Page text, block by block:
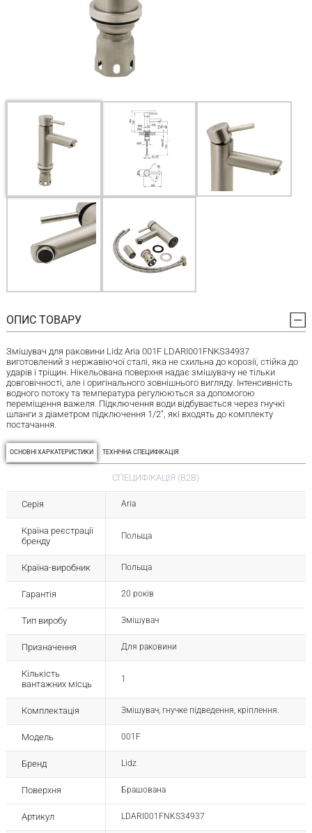
ОПИС ТОВАРУ
Змішувач для раковини Lidz Aria 001F LDARI001FNKS34937
виготовлений з нержавіючої сталі, яка не схильна до корозії, стійка до
ударів і тріщин. Нікельована поверхня надає змішувачу не тільки
довговічності, але і оригінального зовнішнього вигляду. Інтенсивність
водного потоку та температура регулюються за допомогою
переміщення важеля. Підключення води відбувається через гнучкі
шланги з діаметром підключення 1/2", які входять до комплекту
постачання.
ОСНОВНІ ХАРКАТЕРИСТИКИ ТЕХНІЧНА СПЕЦИФІКАЦІЯ
СПЕЦИФІКАЦІЯ (B2B)
Серія Aria
Країна реєстрації
бренду
Польща
Країна-виробник Польща
Гарантія 20 років
Тип виробу Змішувач
Призначення Для раковини
Кількість
вантажних місць
1
Комплектація Змішувач, гнучке підведення, кріплення.
Модель 001F
Бренд Lidz
Поверхня Брашована
Артикул LDARI001FNKS34937